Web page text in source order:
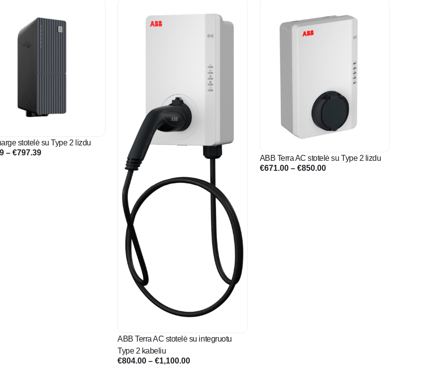
stotelė su Type 2 lizdu
– €797.39Price
ABB Terra AC stotelė su integruotu
Type 2 kabeliu
€804.00 – €1,100.00Price
product
page
ABB Terra AC stotelė su Type 2 lizdu
€671.00 – €850.00Price
page